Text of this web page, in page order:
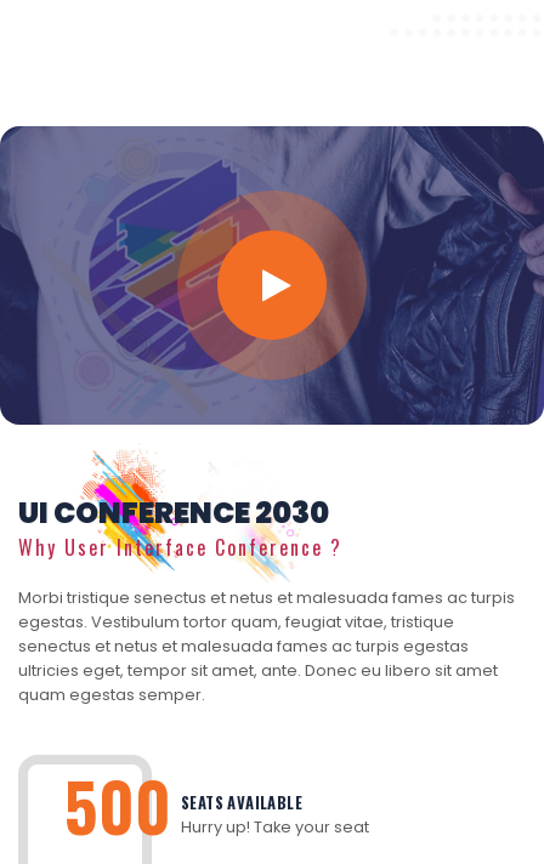
UI CONFERENCE 2030
Why User Interface Conference ?
Morbi tristique senectus et netus et malesuada fames ac turpis
egestas. Vestibulum tortor quam, feugiat vitae, tristique
senectus et netus et malesuada fames ac turpis egestas
ultricies eget, tempor sit amet, ante. Donec eu libero sit amet
quam egestas semper.
500 SEATS AVAILABLE
Hurry up! Take your seat